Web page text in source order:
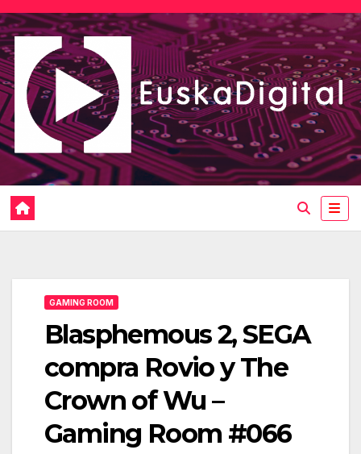
Saltar
al
contenido
GAMING ROOM
Blasphemous 2, SEGA
compra Rovio y The
Crown of Wu –
Gaming Room #066